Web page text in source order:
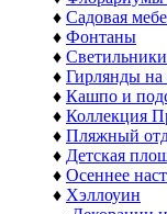
♦ Садовая
♦ Фонтаны
♦
♦ Гирлянды на
♦ Кашпо и
♦ Коллекция
♦ Пляжный
♦ Детская
♦ Осеннее
♦ Хэллоуин